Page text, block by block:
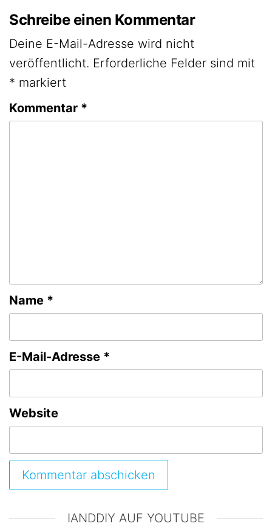
Schreibe einen Kommentar
Deine E-Mail-Adresse wird nicht
veröffentlicht. Erforderliche Felder sind mit
* markiert
Kommentar *
Name *
E-Mail-Adresse *
Website
IANDDIY AUF YOUTUBE